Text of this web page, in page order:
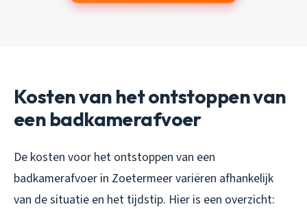
Kosten van het ontstoppen van
een badkamerafvoer
De kosten voor het ontstoppen van een
badkamerafvoer in Zoetermeer variëren afhankelijk
van de situatie en het tijdstip. Hier is een overzicht: